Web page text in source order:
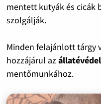
mentett kutyák és cicák
szolgálják.
Minden felajánlott tárgy
hozzájárul az
mentőmunkához.